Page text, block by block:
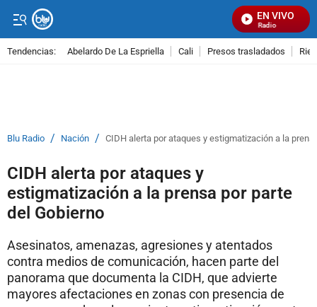
EN VIVO
Señal Visual Radio
Tendencias: Abelardo De La Espriella Cali Presos trasladados
Blu Radio / Nación / CIDH alerta por ataques y estigmatización a la
CIDH alerta por ataques y
estigmatización a la prensa por parte
del Gobierno
Asesinatos, amenazas, agresiones y atentados
contra medios de comunicación, hacen parte del
panorama que documenta la CIDH, que advierte
mayores afectaciones en zonas con presencia de